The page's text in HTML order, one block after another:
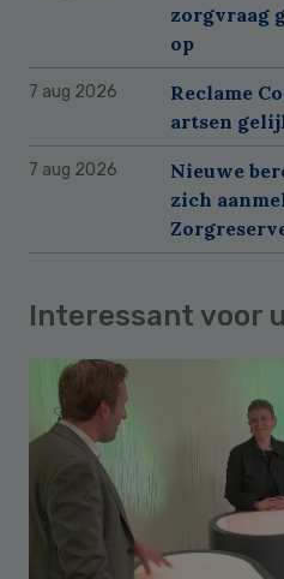
zorgvraag
op
7 aug 2026
Reclame
artsen
7 aug 2026
Nieuwe
zich
Interessant voor u